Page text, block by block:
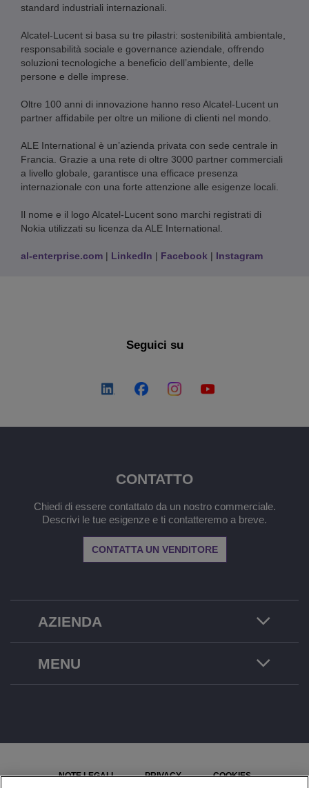
standard industriali internazionali.
Alcatel-Lucent si basa su tre pilastri: sostenibilità ambientale,
responsabilità sociale e governance aziendale, offrendo
soluzioni tecnologiche a beneficio dell’ambiente, delle
persone e delle imprese.
Oltre 100 anni di innovazione hanno reso Alcatel-Lucent un
partner affidabile per oltre un milione di clienti nel mondo.
ALE International è un’azienda privata con sede centrale in
Francia. Grazie a una rete di oltre 3000 partner commerciali
a livello globale, garantisce una efficace presenza
internazionale con una forte attenzione alle esigenze locali.
Il nome e il logo Alcatel-Lucent sono marchi registrati di
Nokia utilizzati su licenza da ALE International.
al-enterprise.com | LinkedIn | Facebook | Instagram
Seguici su
AZIENDA
CONTATTO
Chiedi di essere contattato da un nostro commerciale.
Descrivi le tue esigenze e ti contatteremo a breve.
CONTATTA UN VENDITORE
MENU
NOTE LEGALI PRIVACY COOKIES